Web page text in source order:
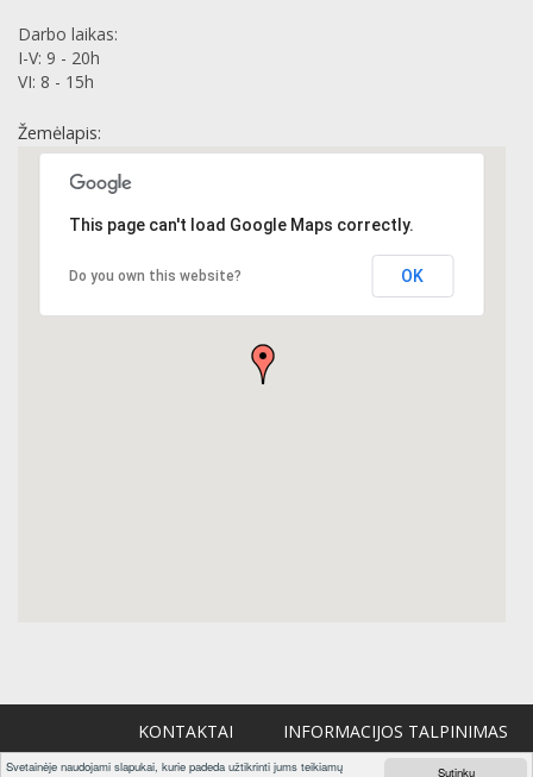
Sutinku
Svetainėje naudojami slapukai, kurie padeda užtikrinti jums teikiamų
Darbo laikas:
I-V: 9 - 20h
VI: 8 - 15h
Žemėlapis:
This page can't load Google Maps correctly.
Do you own this website? OK
KONTAKTAI INFORMACIJOS TALPINIMAS